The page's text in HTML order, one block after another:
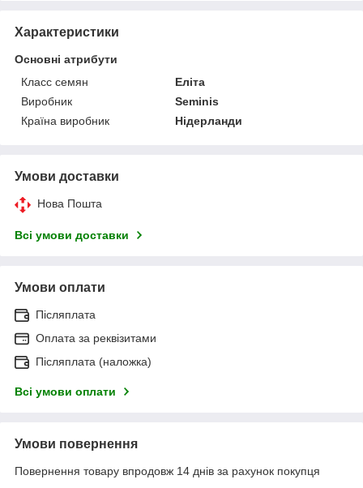
Характеристики
Основні атрибути
Класс семян
Еліта
Виробник
Seminis
Країна виробник
Нідерланди
Умови доставки
Нова Пошта
Всі умови доставки
Умови оплати
Післяплата
Оплата за реквізитами
Післяплата (наложка)
Всі умови оплати
Умови повернення
Повернення товару впродовж 14 днів за рахунок покупця